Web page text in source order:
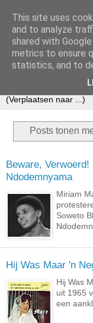
Posts tonen
Beware, Verwoerd!
Ndodemnyama
Miriam
Soweto
Hij Was Maar 'n
Hij Was
uit 1965
een
This site uses
and to analyze
shared with
metrics to ensure
statistics, and to